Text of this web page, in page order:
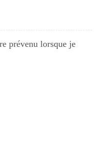
prévenu lorsque je